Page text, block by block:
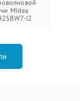
Midea
I2